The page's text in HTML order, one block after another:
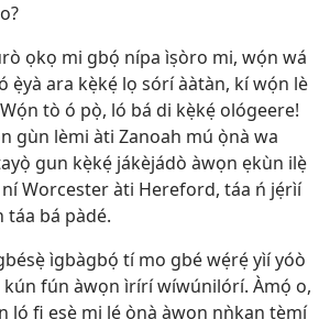
ọkọ mi gbọ́ nípa ìṣòro mi, wọ́n wá
ẹ̀yà ara kẹ̀kẹ́ lọ sórí ààtàn, kí wọ́n lè
tò ó pọ̀, ló bá di kẹ̀kẹ́ ológeere!
gùn lèmi àti Zanoah mú ọ̀nà wa
gun kẹ̀kẹ́ jákèjádò àwọn ẹkùn ilẹ̀
Worcester àti Hereford, táa ń jẹ́rìí
bá pàdé.
ìgbàgbọ́ tí mo gbé wẹ́rẹ́ yìí yóò
kún fún àwọn ìrírí wíwúnilórí. Àmọ́ o,
ló fi ẹsẹ̀ mi lé ọ̀nà àwọn nǹkan tẹ̀mí